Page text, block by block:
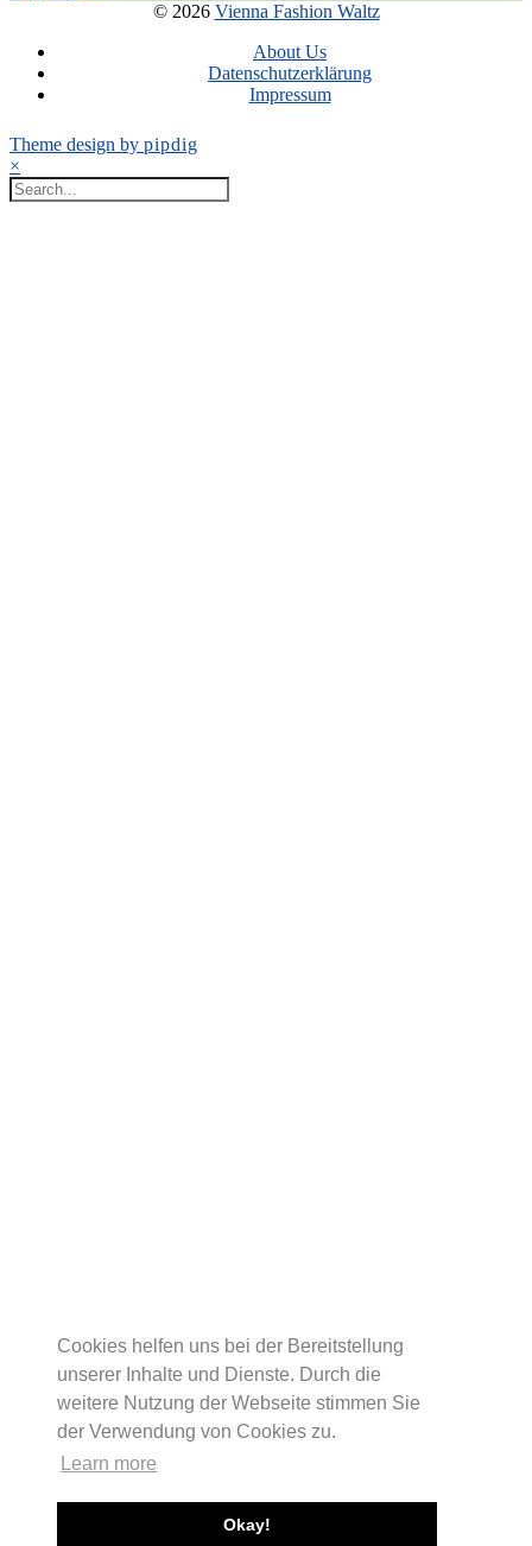
Cookies helfen uns bei der Bereitstellung
unserer Inhalte und Dienste. Durch die
weitere Nutzung der Webseite stimmen Sie
der Verwendung von Cookies zu.
Learn more
Okay!
© 2026 Vienna Fashion Waltz
About Us
Datenschutzerklärung
Impressum
Theme design by pipdig
×